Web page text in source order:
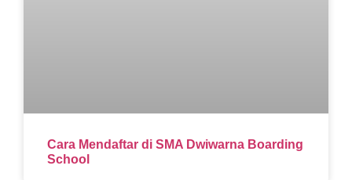
Cara Mendaftar di SMA Dwiwarna Boarding
School